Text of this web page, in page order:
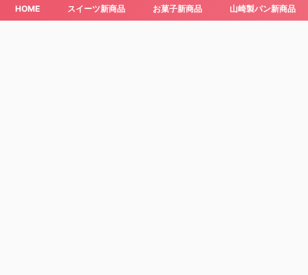
HOME スイーツ新商品 お菓子新商品 山崎製パン新商品